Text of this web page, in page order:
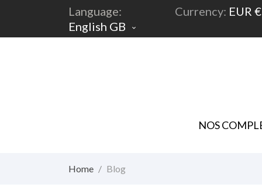
Language:
English GB

Currency: EUR €
NOS
Home Blog